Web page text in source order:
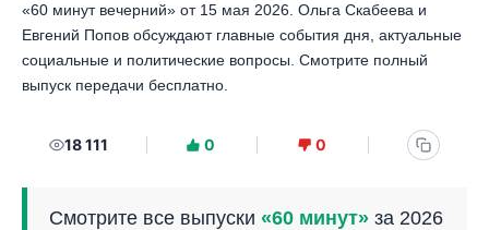
«60 минут вечерний» от 15 мая 2026. Ольга Скабеева и
Евгений Попов обсуждают главные события дня, актуальные
социальные и политические вопросы. Смотрите полный
выпуск передачи бесплатно.
18 111 0 0
Смотрите все выпуски «60 минут» за 2026